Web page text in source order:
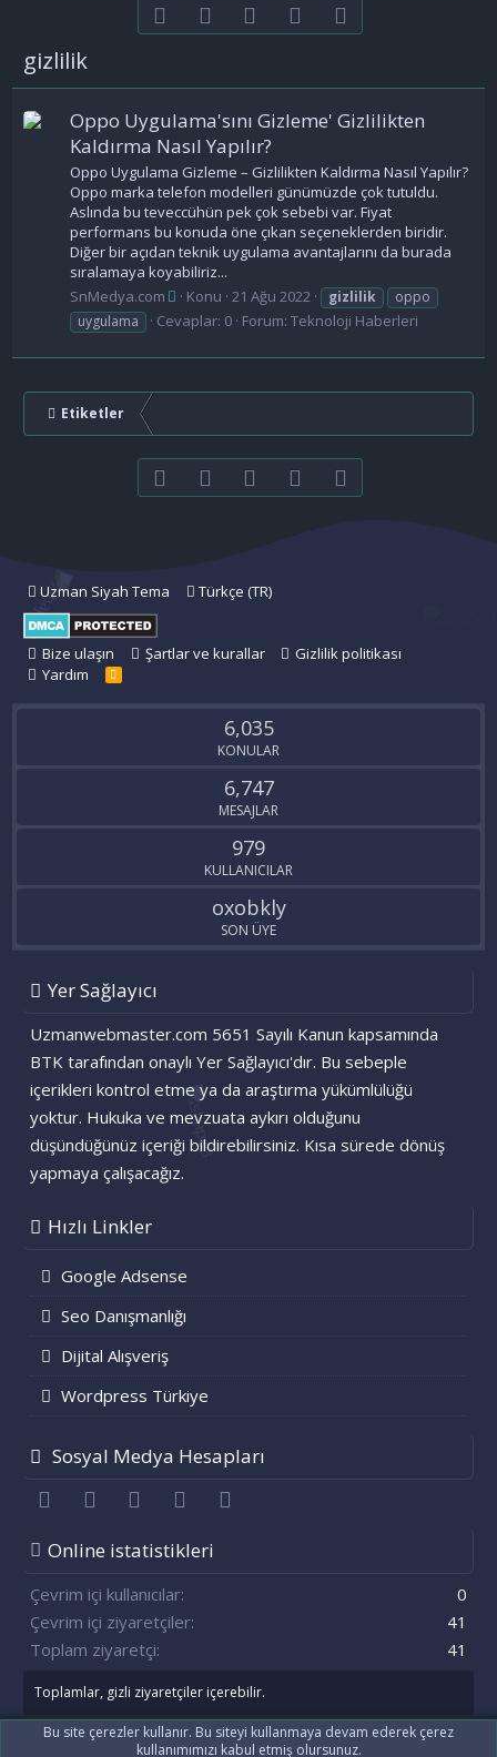
FacebookTwitter youtubeBize ulaşın
gizlilik
Oppo Uygulama'sını Gizleme' Gizlilikten
Kaldırma Nasıl Yapılır?
Oppo Uygulama Gizleme – Gizlilikten Kaldırma Nasıl Yapılır?
Oppo marka telefon modelleri günümüzde çok tutuldu.
Aslında bu teveccühün pek çok sebebi var. Fiyat
performans bu konuda öne çıkan seçeneklerden biridir.
Diğer bir açıdan teknik uygulama avantajlarını da burada
sıralamaya koyabiliriz...
SnMedya.com
Konu 21 Ağu 2022 gizlilik
oppo
uygulama
Cevaplar: 0 Forum:Teknoloji Haberleri
Etiketler
FacebookTwitter youtubeBize ulaşın
Uzman Siyah Tema Türkçe (TR)
Bize ulaşın Şartlar ve kurallar
Gizlilik politikası
Yardım
R
S
6,035
KONULAR
6,747
MESAJLAR
979
KULLANICILAR
oxobkly
SON ÜYE
Yer Sağlayıcı
Uzmanwebmaster.com 5651 Sayılı Kanun kapsamında
BTK tarafından onaylı Yer Sağlayıcı'dır. Bu sebeple
içerikleri kontrol etme ya da araştırma yükümlülüğü
yoktur. Hukuka ve mevzuata aykırı olduğunu
düşündüğünüz içeriği bildirebilirsiniz. Kısa sürede dönüş
yapmaya çalışacağız.
Hızlı Linkler
Google Adsense
Seo Danışmanlığı
Dijital Alışveriş
Wordpress Türkiye
Sosyal Medya Hesapları
FacebookTwitter youtubeBize ulaşın
Online istatistikleri
Çevrim içi kullanıcılar
0
Çevrim içi ziyaretçiler
41
Toplam ziyaretçi
41
Toplamlar, gizli ziyaretçiler içerebilir.
Community platform by XenForo® © 2010-2021 XenForo Ltd.
Bu site çerezler kullanır. Bu siteyi kullanmaya devam ederek çerez
kullanımımızı kabul etmiş olursunuz.